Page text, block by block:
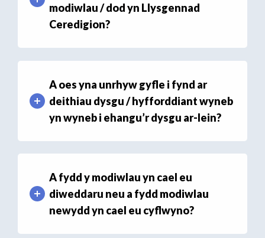
modiwlau / dod yn Llysgennad
Ceredigion?
A oes yna unrhyw gyfle i fynd ar
deithiau dysgu / hyfforddiant wyneb
yn wyneb i ehangu’r dysgu ar-lein?
A fydd y modiwlau yn cael eu
diweddaru neu a fydd modiwlau
newydd yn cael eu cyflwyno?